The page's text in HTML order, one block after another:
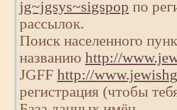
jg~jgsys~sigspop по
рассылок.
Поиск населенного
названию http://
JGFF http://
регистрация (чтобы